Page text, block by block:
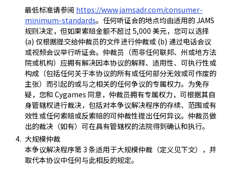
最低标准请参阅 https://www.jamsadr.com/consumer-
minimum-standards。任何听证会的地点均由适用的 JAMS
规则决定，但如果索赔金额不超过 5,000 美元，您可以选择
(a) 仅根据提交给仲裁员的文件进行仲裁或 (b) 通过电话会议
或视频会议举行听证会。仲裁员（而非任何联邦、州或地方法
院或机构）应拥有解决因本协议的解释、适用性、可执行性或
构成（包括任何关于本协议的所有或任何部分无效或可作废的
主张）而引起的或与之相关的任何争议的专属权力。为免存
疑，您和 Cygames 同意，仲裁员拥有专属权力，可根据其自
身管辖权进行裁决，包括对本争议解决程序的存续、范围或有
效性或任何索赔或反索赔的可仲裁性提出任何异议。仲裁员做
出的裁决（如有）可在具有管辖权的法院得到确认和执行。
大规模仲裁
本争议解决程序第 3 条适用于大规模仲裁（定义见下文），并
取代本协议中任何与此相反的规定。